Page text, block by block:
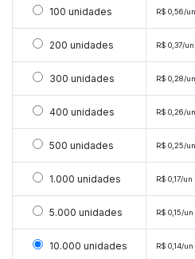
Selecionar 100 unidades
100 unidades R$ 0,56/un
Selecionar 200 unidades
200 unidades R$ 0,37/un
Selecionar 300 unidades
300 unidades R$ 0,28/un
Selecionar 400 unidades
400 unidades R$ 0,26/un
Selecionar 500 unidades
500 unidades R$ 0,25/un
Selecionar 1000 unidades
1.000 unidades R$ 0,17/un
Selecionar 5000 unidades
5.000 unidades R$ 0,15/un
Selecionar 10000 unidades
10.000 unidades R$ 0,14/un